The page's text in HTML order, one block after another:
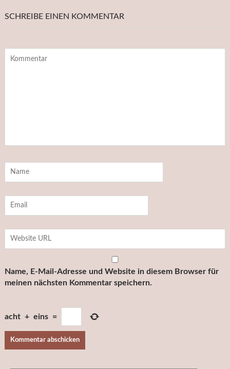
SCHREIBE EINEN KOMMENTAR
Name, E-Mail-Adresse und Website in diesem Browser für
meinen nächsten Kommentar speichern.
acht + eins =